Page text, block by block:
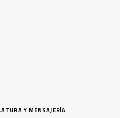
Y MENSAJERÍA